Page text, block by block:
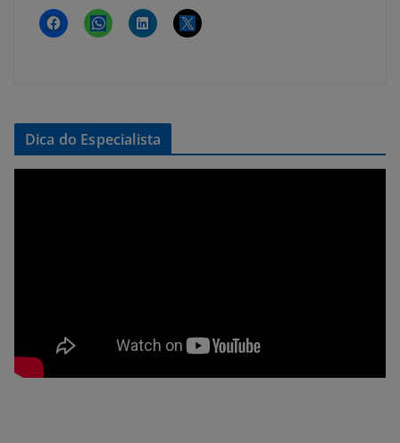
Dica do Especialista